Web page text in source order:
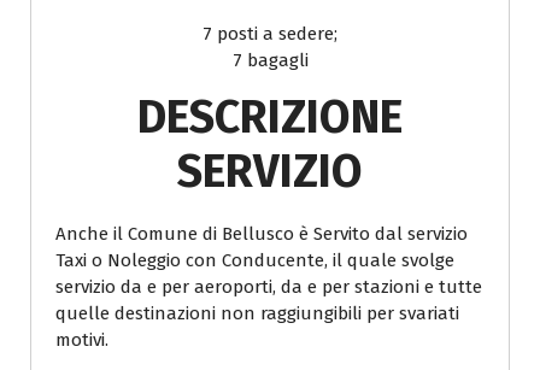
7 posti a sedere;
7 bagagli
DESCRIZIONE
SERVIZIO
Anche il Comune di Bellusco è Servito dal servizio
Taxi o Noleggio con Conducente, il quale svolge
servizio da e per aeroporti, da e per stazioni e tutte
quelle destinazioni non raggiungibili per svariati
motivi.